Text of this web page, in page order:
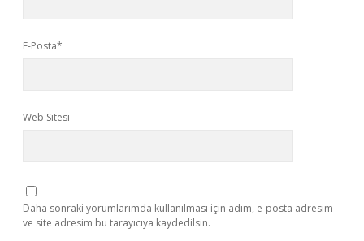
E-Posta*
Web Sitesi
Daha sonraki yorumlarımda kullanılması için adım, e-posta adresim
ve site adresim bu tarayıcıya kaydedilsin.